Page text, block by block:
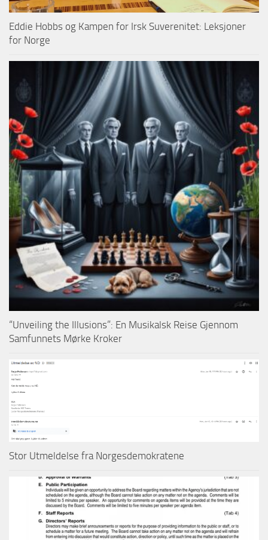
Eddie Hobbs og Kampen for Irsk Suverenitet: Leksjoner
for Norge
“Unveiling the Illusions”: En Musikalsk Reise Gjennom
Samfunnets Mørke Kroker
Stor Utmeldelse fra Norgesdemokratene